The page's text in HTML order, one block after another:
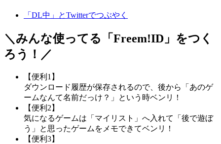
「DL中」とTwitterでつぶやく
＼みんな使ってる「 Freem!ID 」をつく
ろう！／
【便利1】
ダウンロード履歴が保存されるので、後から「あのゲ
ームなんて名前だっけ？」という時ベンリ！
【便利2】
気になるゲームは「マイリスト」へ入れて「後で遊ぼ
う」と思ったゲームをメモできてベンリ！
【便利3】